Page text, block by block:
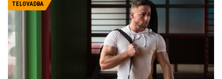
preprosto dostopne razglede. Struška je hrib za
vsakogar tako glede zahtevnosti kot težavnosti,
odvisno, kje začnemo in kje vozimo. Mi smo se je
lotili po klasiki preko Križovca.
TELOVADBA